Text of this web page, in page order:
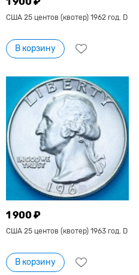
США 25 центов (квотер) 1962 год. D
В корзину
1 900 ₽
США 25 центов (квотер) 1963 год. D
В корзину